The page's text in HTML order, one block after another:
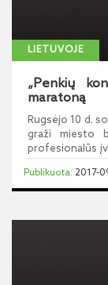
LIETUVOJE
„Penkių
maratoną
Rugsėjo 10 d.
graži miesto
profesionalūs
2017-